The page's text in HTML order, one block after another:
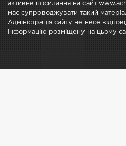
активне посилання на сайт
має супроводжувати такий
Адміністрація сайту не несе
інформацію розміщену на цьому